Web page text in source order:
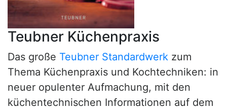
Teubner Küchenpraxis
Das große Teubner Standardwerk zum
Thema Küchenpraxis und Kochtechniken: in
neuer opulenter Aufmachung, mit den
küchentechnischen Informationen auf dem